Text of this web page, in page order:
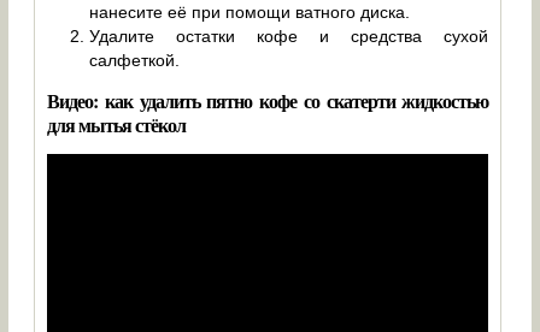
нанесите её при помощи ватного диска.
Удалите остатки кофе и средства сухой
салфеткой.
Видео: как удалить пятно кофе со скатерти жидкостью
для мытья стёкол